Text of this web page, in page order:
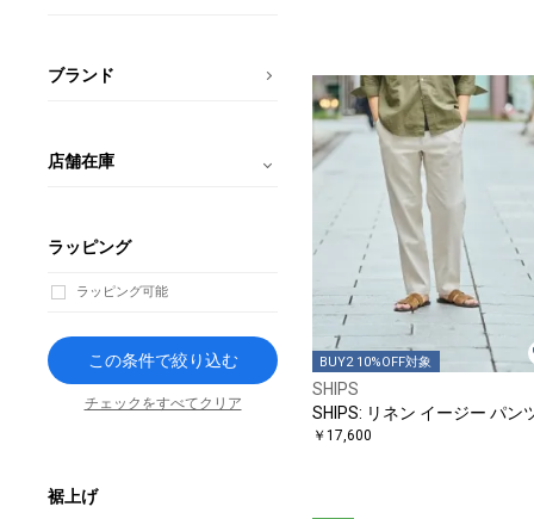
BUY2 10%OFF対象
SHIPS
SHIPS: リネン イージー パン
￥17,600
ブランド
店舗在庫
ラッピング
ラッピング可能
この条件で絞り込む
チェックをすべてクリア
裾上げ